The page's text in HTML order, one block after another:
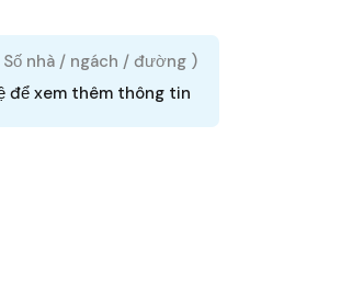
nhà / ngách / đường )
để xem thêm thông tin